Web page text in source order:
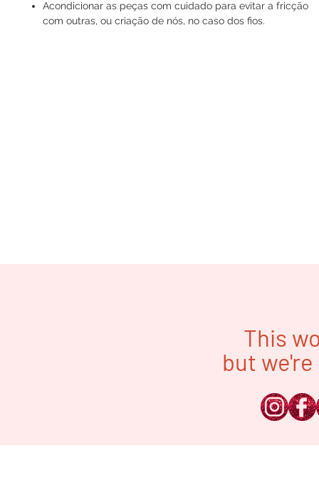
Acondicionar as peças com cuidado para evitar a fricção
com outras, ou criação de nós, no caso dos fios.
This
but